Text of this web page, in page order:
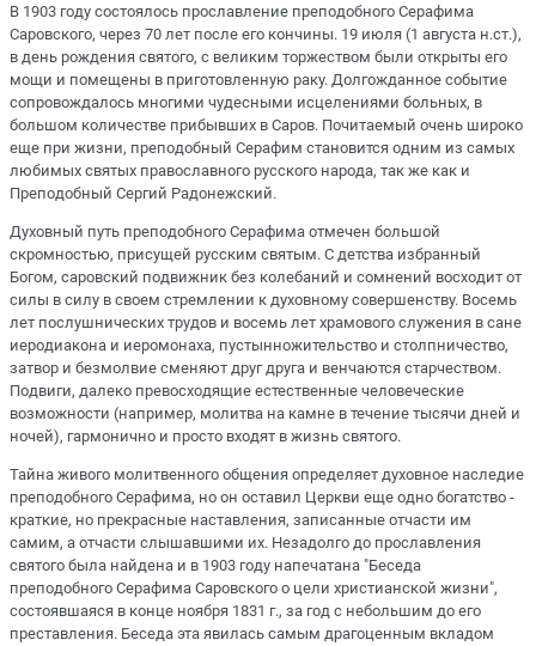
В 1903 году состоялось прославление преподобного Серафима
Саровского, через 70 лет после его кончины. 19 июля (1 августа н.ст.),
в день рождения святого, с великим торжеством были открыты его
мощи и помещены в приготовленную раку. Долгожданное событие
сопровождалось многими чудесными исцелениями больных, в
большом количестве прибывших в Саров. Почитаемый очень широко
еще при жизни, преподобный Серафим становится одним из самых
любимых святых православного русского народа, так же как и
Преподобный Сергий Радонежский.
Духовный путь преподобного Серафима отмечен большой
скромностью, присущей русским святым. С детства избранный
Богом, саровский подвижник без колебаний и сомнений восходит от
силы в силу в своем стремлении к духовному совершенству. Восемь
лет послушнических трудов и восемь лет храмового служения в сане
иеродиакона и иеромонаха, пустынножительство и столпничество,
затвор и безмолвие сменяют друг друга и венчаются старчеством.
Подвиги, далеко превосходящие естественные человеческие
возможности (например, молитва на камне в течение тысячи дней и
ночей), гармонично и просто входят в жизнь святого.
Тайна живого молитвенного общения определяет духовное наследие
преподобного Серафима, но он оставил Церкви еще одно богатство -
краткие, но прекрасные наставления, записанные отчасти им
самим, а отчасти слышавшими их. Незадолго до прославления
святого была найдена и в 1903 году напечатана "Беседа
преподобного Серафима Саровского о цели христианской жизни",
состоявшаяся в конце ноября 1831 г., за год с небольшим до его
преставления. Беседа эта явилась самым драгоценным вкладом